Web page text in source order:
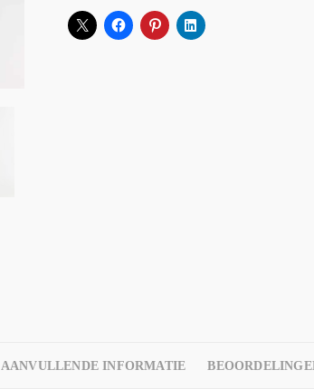
AANVULLENDE INFORMATIE